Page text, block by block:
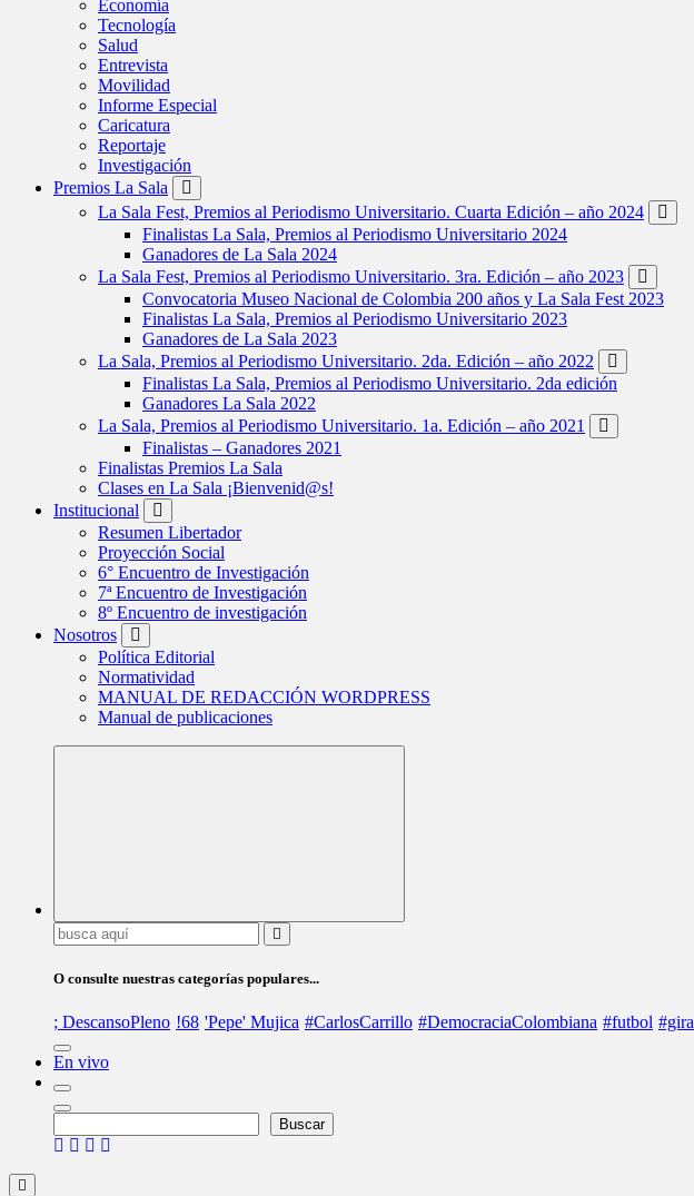
Economía
Tecnología
Salud
Entrevista
Movilidad
Informe Especial
Caricatura
Reportaje
Investigación
Premios La Sala
La Sala Fest, Premios al Periodismo Universitario. Cuarta Edición – año 2024
Finalistas La Sala, Premios al Periodismo Universitario 2024
Ganadores de La Sala 2024
La Sala Fest, Premios al Periodismo Universitario. 3ra. Edición – año 2023
Convocatoria Museo Nacional de Colombia 200 años y La Sala Fest 2023
Finalistas La Sala, Premios al Periodismo Universitario 2023
Ganadores de La Sala 2023
La Sala, Premios al Periodismo Universitario. 2da. Edición – año 2022
Finalistas La Sala, Premios al Periodismo Universitario. 2da edición
Ganadores La Sala 2022
La Sala, Premios al Periodismo Universitario. 1a. Edición – año 2021
Finalistas – Ganadores 2021
Finalistas Premios La Sala
Clases en La Sala ¡Bienvenid@s!
Institucional
Resumen Libertador
Proyección Social
6° Encuentro de Investigación
7ª Encuentro de Investigación
8º Encuentro de investigación
Nosotros
Política Editorial
Normatividad
MANUAL DE REDACCIÓN WORDPRESS
Manual de publicaciones
Buscar:
O consulte nuestras categorías populares...
; DescansoPleno !68 'Pepe' Mujica #CarlosCarrillo #DemocraciaColombiana #futbol #gira
En vivo
Buscar